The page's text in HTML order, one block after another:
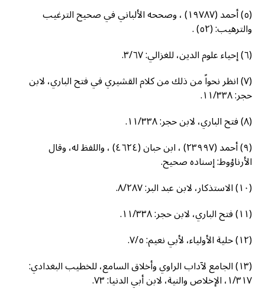
(٥) أحمد (١٩٧٨٧) ، وصححه الألباني في صحيح الترغيب
والترهيب: (٥٢) .
(٦) إحياء علوم الدين، للغزالي: ٣/٦٧.
(٧) انظر نحواً من ذلك من كلام القشيري في فتح الباري، لابن
حجر: ١١/٣٣٨.
(٨) فتح الباري، لابن حجر: ١١/٣٣٨.
(٩) أحمد (٢٣٩٩٧) ، ابن حبان (٤٦٢٤) ، واللفظ له، وقال
الأرناؤوط: إسناده صحيح.
(١٠) الاستذكار، لابن عبد البر: ٨/٢٨٧.
(١١) فتح الباري، لابن حجر: ١١/٣٣٨.
(١٢) حلية الأولياء، لأبي نعيم: ٧/٥.
(١٣) الجامع لآداب الراوي وأخلاق السامع، للخطيب البغدادي:
١/٣١٧، الإخلاص والنية، لابن أبي الدنيا: ٧٣.